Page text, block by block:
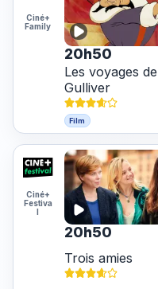
Ciné+
Family
20h50
Les voyages de
Gulliver
Film
Ciné+
Festiva
20h50
Trois amies